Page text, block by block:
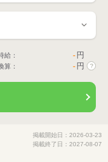
給： - 円
算： - 円 ?
掲載開始日：2026-03-23
掲載終了日：2027-08-07